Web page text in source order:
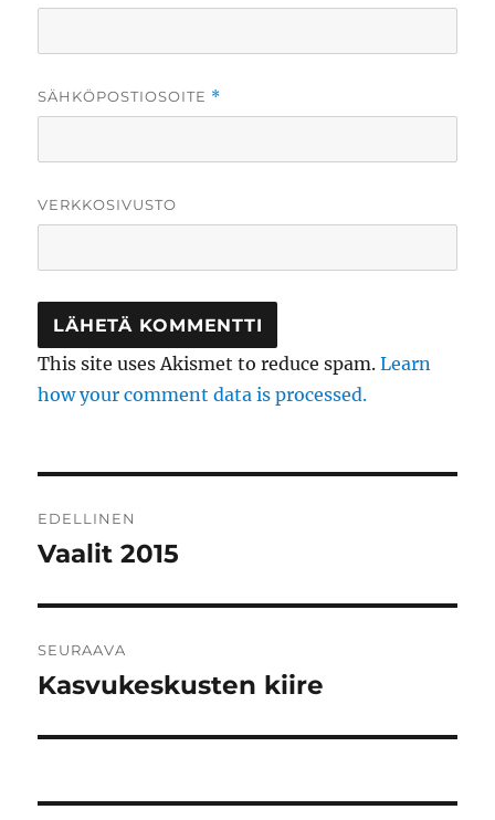
SÄHKÖPOSTIOSOITE *
VERKKOSIVUSTO
This site uses Akismet to reduce spam.Learn
how your comment data is processed.
selaus
EDELLINEN
Edellinen
Vaalit 2015
SEURAAVA
Seuraava
Kasvukeskusten kiire